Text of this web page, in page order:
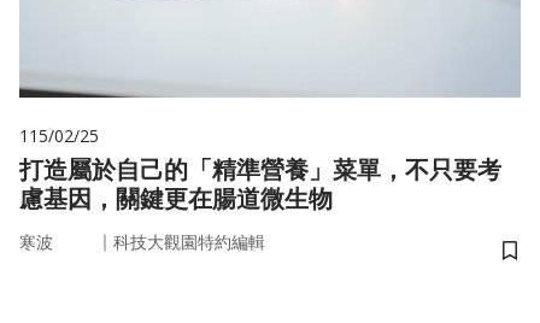
115/02/25
打造屬於自己的「精準營養」菜單，不只要考
慮基因，關鍵更在腸道微生物
寒波 ｜ 科技大觀園特約編輯
儲